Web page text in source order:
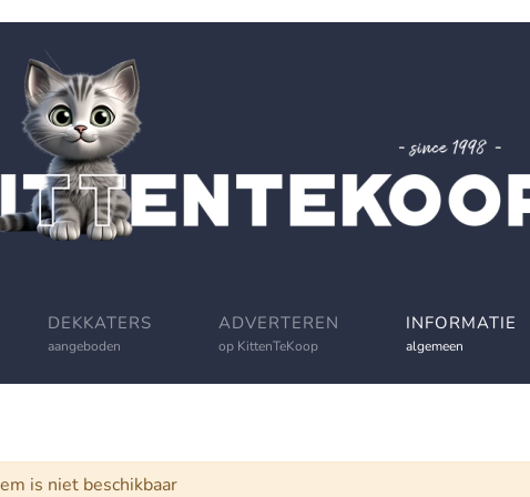
DEKKATERS
aangeboden
ADVERTEREN
op KittenTeKoop
INFORMATIE
algemeen
is niet beschikbaar